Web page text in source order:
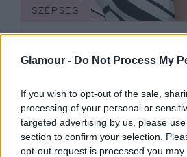
Glamour - Do Not Process My
If you wish to opt-out of the sale,
processing of your personal or
targeted advertising by us, please
section to confirm your selection.
opt-out request is processed you may
SZÉPSÉG
valami eszméletlenül